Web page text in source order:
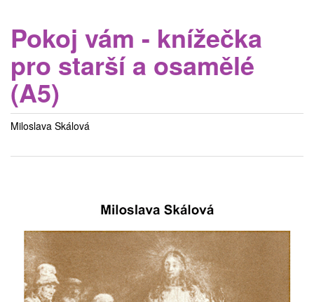
Pokoj vám - knížečka
pro starší a osamělé
(A5)
Miloslava Skálová